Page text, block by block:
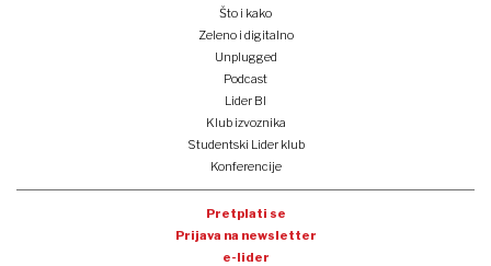
Što i kako
Zeleno i digitalno
Unplugged
Podcast
Lider BI
Klub izvoznika
Studentski Lider klub
Konferencije
Pretplati se
Prijava na newsletter
e-lider